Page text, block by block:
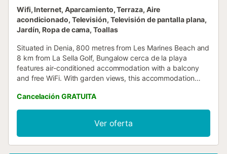
Wifi, Internet, Aparcamiento, Terraza, Aire
acondicionado, Televisión, Televisión de pantalla plana,
Jardín, Ropa de cama, Toallas
Situated in Denia, 800 metres from Les Marines Beach and
8 km from La Sella Golf, Bungalow cerca de la playa
features air-conditioned accommodation with a balcony
and free WiFi. With garden views, this accommodation
Cancelación GRATUITA
Ver oferta